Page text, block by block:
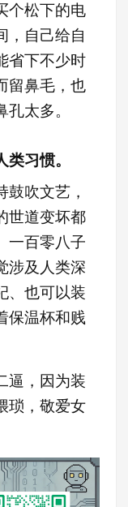
个松下的电
，自己给自
省下不少时
留鼻毛，也
太多。
习惯。
吹文艺，
世道变坏都
一百零八子
涉及人类深
、也可以装
保温杯和贱
逼，因为装
琐，敬爱女